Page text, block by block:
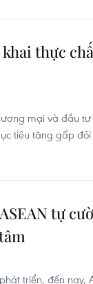
thực
mại và đầu
tiêu tăng gấp
tự
triển, đến nay,